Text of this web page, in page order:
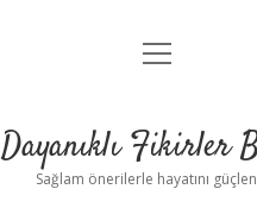
Anasayfa
Yasal Uyarı
menüyü
Dayanıklı Fikirler
Sağlam önerilerle hayatını